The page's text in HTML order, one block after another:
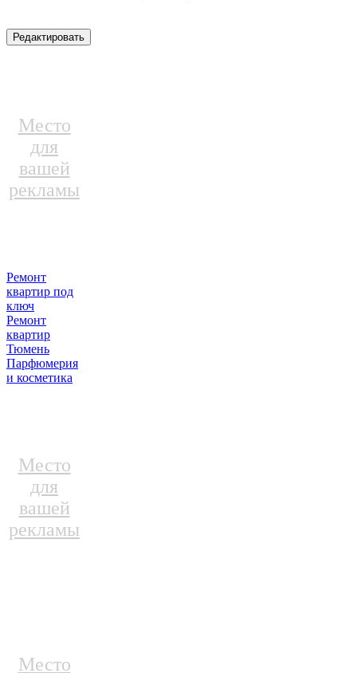
Место
для
вашей
рекламы
Ремонт
квартир под
ключ
Ремонт
квартир
Тюмень
Парфюмерия
и косметика
Место
для
вашей
рекламы
Место